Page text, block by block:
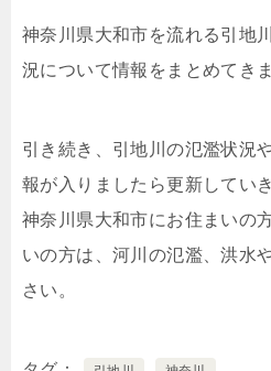
神奈川県大和市を流れる引地
況について情報をまとめてき
引き続き、引地川の氾濫状況
報が入りましたら更新してい
神奈川県大和市にお住まいの
いの方は、河川の氾濫、洪水
さい。